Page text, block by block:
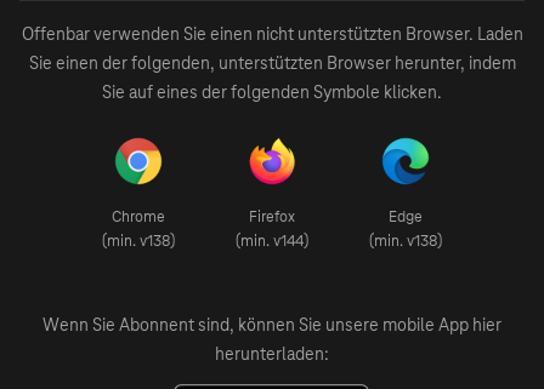
Offenbar verwenden Sie einen nicht unterstützten Browser. Laden
Sie einen der folgenden, unterstützten Browser herunter, indem
Sie auf eines der folgenden Symbole klicken.
Chrome
(min. v138)
Firefox
(min. v144)
Edge
(min. v138)
Wenn Sie Abonnent sind, können Sie unsere mobile App hier
herunterladen: